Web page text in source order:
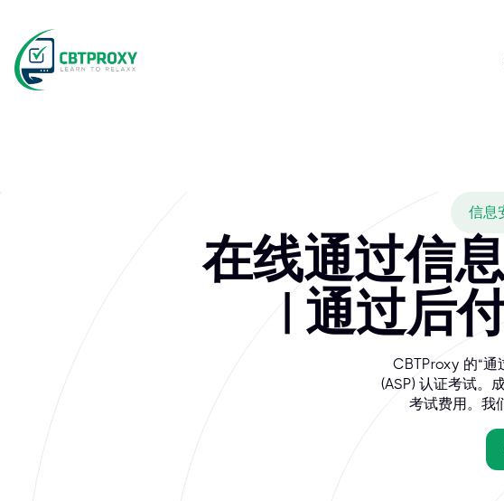
信息
在线通过信
| 通过后
CBTProxy 的“通
(ASP) 认证考试。
考试费用。我